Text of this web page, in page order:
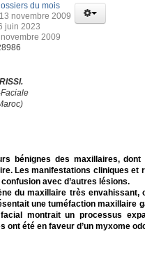
du mois
novembre 2009
juin 2023
2009
bénignes des maxillaires, dont
Les manifestations cliniques et
avec d’autres lésions.
du maxillaire très envahissant,
une tuméfaction maxillaire
montrait un processus
été en faveur d’un myxome